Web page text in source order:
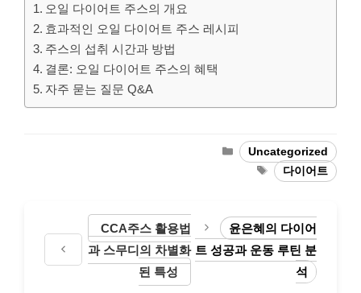
오일 다이어트 주스의 개요
효과적인 오일 다이어트 주스 레시피
주스의 섭취 시간과 방법
결론: 오일 다이어트 주스의 혜택
자주 묻는 질문 Q&A
Categories
Uncategorized
Tags다이어트
CCA주스 활용법
과 스무디의 차별화
된 특성
윤은혜의 다이어
트 성공과 운동 루틴 분
석